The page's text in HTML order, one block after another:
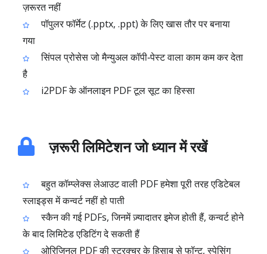
ज़रूरत नहीं
पॉपुलर फॉर्मेट (.pptx, .ppt) के लिए खास तौर पर बनाया
गया
सिंपल प्रोसेस जो मैन्युअल कॉपी‑पेस्ट वाला काम कम कर देता
है
i2PDF के ऑनलाइन PDF टूल सूट का हिस्सा
ज़रूरी लिमिटेशन जो ध्यान में रखें
बहुत कॉम्प्लेक्स लेआउट वाली PDF हमेशा पूरी तरह एडिटेबल
स्लाइड्स में कन्वर्ट नहीं हो पाती
स्कैन की गई PDFs, जिनमें ज़्यादातर इमेज होती हैं, कन्वर्ट होने
के बाद लिमिटेड एडिटिंग दे सकती हैं
ओरिजिनल PDF की स्ट्रक्चर के हिसाब से फॉन्ट, स्पेसिंग